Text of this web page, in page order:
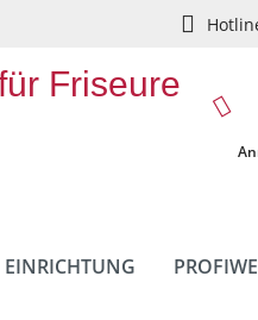
Friseure
EINRICHTUNG